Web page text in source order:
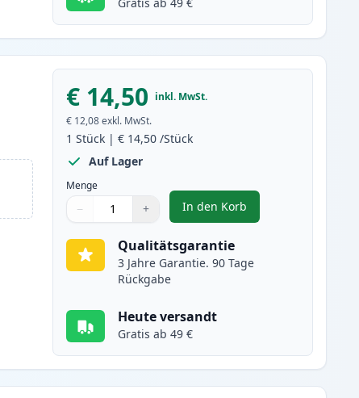
Gratis ab 49 €
€ 14,50 inkl. MwSt.
€ 12,08 exkl. MwSt.
1 Stück |€ 14,50 /Stück
Auf Lager
Menge
Menge
Verwenden Sie die Tasten, um anzupassen
− +
Menge 1
In den Korb
, Canon PGI-2500XLM
Qualitätsgarantie
3 Jahre Garantie. 90 Tage
Rückgabe
Heute versandt
Gratis ab 49 €